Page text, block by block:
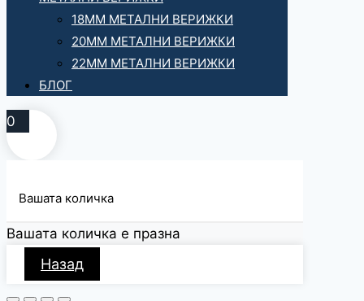
18ММ МЕТАЛНИ ВЕРИЖКИ
20ММ МЕТАЛНИ ВЕРИЖКИ
22ММ МЕТАЛНИ ВЕРИЖКИ
БЛОГ
0
Вашата количка
Вашата количка е празна
Назад